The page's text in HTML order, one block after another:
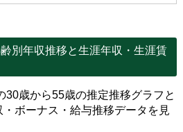
別年収推移と生涯年収・生涯賃
30歳から55歳の推定推移グラフと
ボーナス・給与推移データを見